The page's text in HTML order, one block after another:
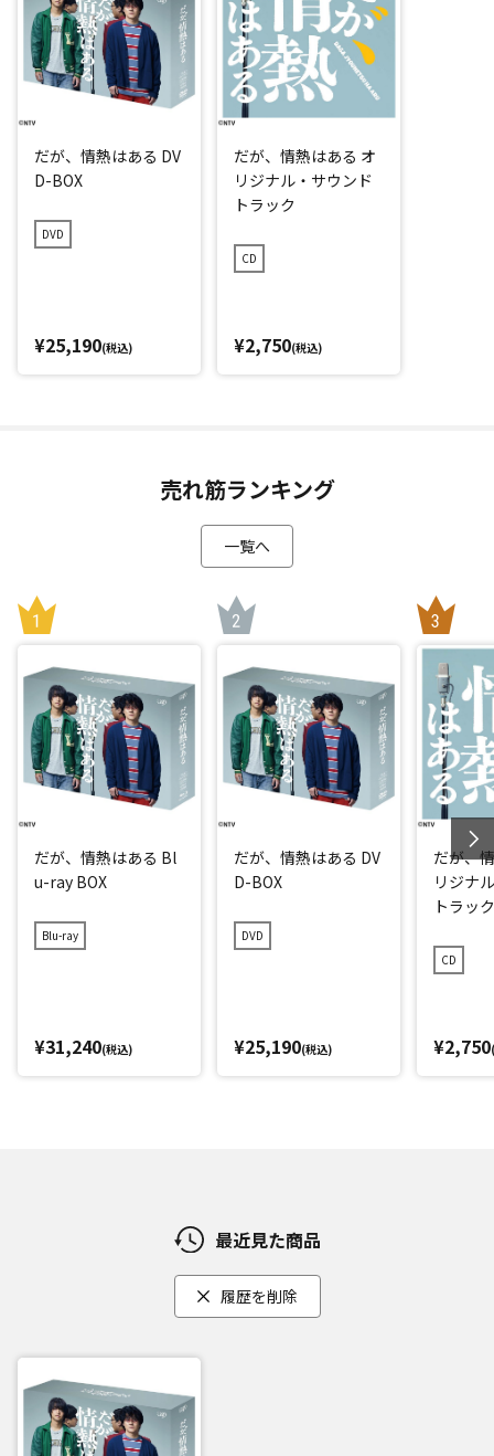
だが、情熱はある DV
D-BOX
DVD
¥25,190(税込)
だが、情熱はある オ
リジナル・サウンド
トラック
CD
¥2,750(税込)
売れ筋ランキング
一覧へ
だが、情熱はある Bl
u-ray BOX
Blu-ray
¥31,240(税込)
だが、情熱はある DV
D-BOX
DVD
¥25,190(税込)
だが、
リジナ
トラック
CD
¥2,750
最近見た商品
履歴を削除